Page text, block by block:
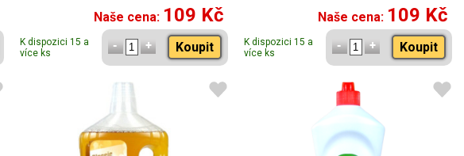
Naše cena: 109 Kč
K dispozici 15 a
více ks
Koupit
Naše cena: 109 Kč
K dispozici 15 a
více ks
Koupit